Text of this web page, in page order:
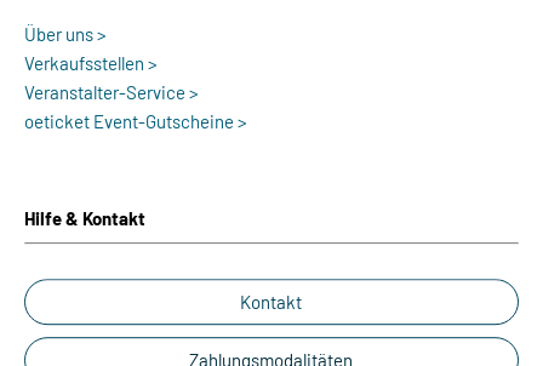
Über uns >
Verkaufsstellen >
Veranstalter-Service >
oeticket Event-Gutscheine >
Hilfe & Kontakt
Kontakt
Zahlungsmodalitäten